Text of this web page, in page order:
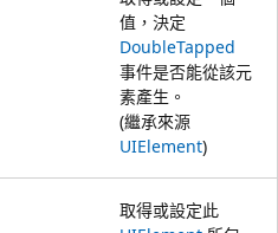
值，決定
DoubleTapped
事件是否能從該元
素產生。
(繼承來源
UIElement)
取得或設定此